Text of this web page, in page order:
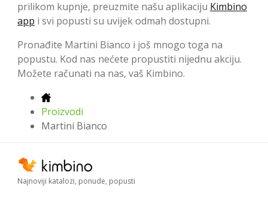
prilikom kupnje, preuzmite našu aplikaciju Kimbino
app i svi popusti su uvijek odmah dostupni.
Pronađite Martini Bianco i još mnogo toga na
popustu. Kod nas nećete propustiti nijednu akciju.
Možete računati na nas, vaš Kimbino.
Proizvodi
Martini Bianco
Najnoviji katalozi, ponude, popusti